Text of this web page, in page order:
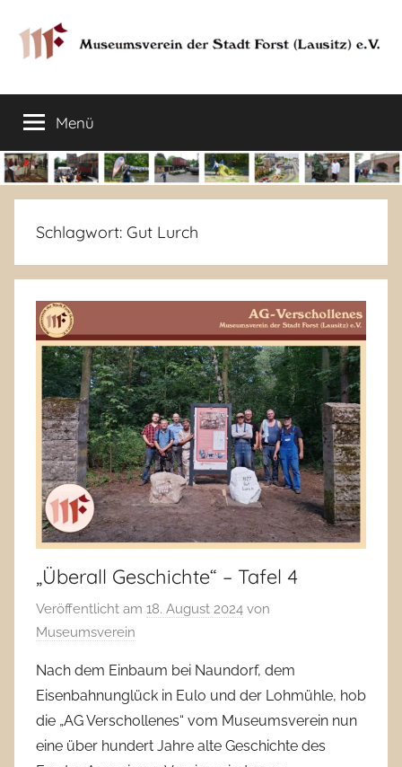
Inhalt
springen
Museumsverein
der
Stadt
Forst
(Lausitz)
e.V.
37
–
03149
Menü
Schlagwort: Gut Lurch
„Überall Geschichte“ – Tafel 4
Veröffentlicht am 18. August 2024 von
Museumsverein
Nach dem Einbaum bei Naundorf, dem
Eisenbahnunglück in Eulo und der Lohmühle, hob
die „AG Verschollenes“ vom Museumsverein nun
eine über hundert Jahre alte Geschichte des